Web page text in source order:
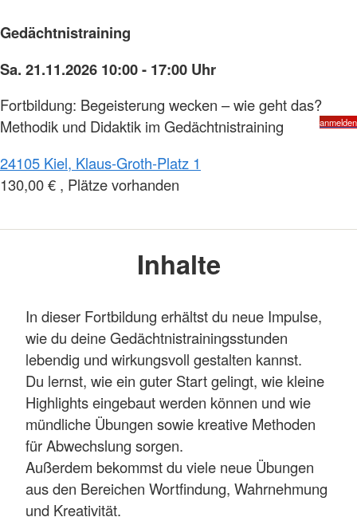
Gedächtnistraining
Sa. 21.11.2026 10:00 - 17:00 Uhr
Fortbildung: Begeisterung wecken – wie geht das?
Methodik und Didaktik im Gedächtnistraining
anmelden
24105 Kiel, Klaus-Groth-Platz 1
130,00 € , Plätze vorhanden
Inhalte
In dieser Fortbildung erhältst du neue Impulse,
wie du deine Gedächtnistrainingsstunden
lebendig und wirkungsvoll gestalten kannst.
Du lernst, wie ein guter Start gelingt, wie kleine
Highlights eingebaut werden können und wie
mündliche Übungen sowie kreative Methoden
für Abwechslung sorgen.
Außerdem bekommst du viele neue Übungen
aus den Bereichen Wortfindung, Wahrnehmung
und Kreativität.